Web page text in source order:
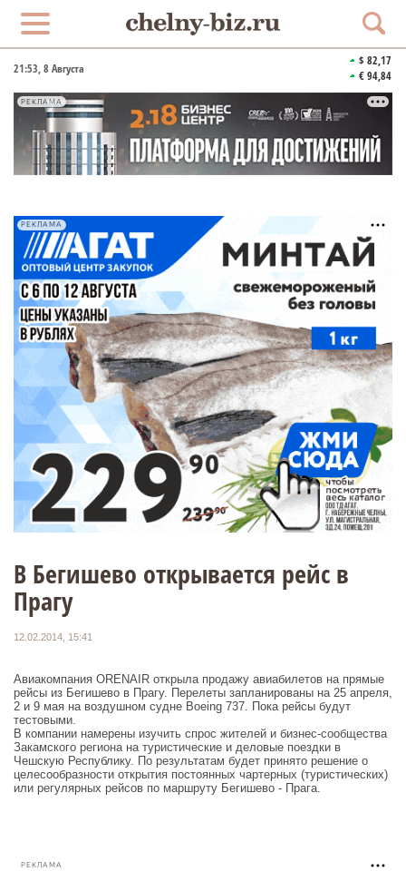
21:53, 8 Августа
$ 82,17
€ 94,84
РЕКЛАМА
РЕКЛАМА
В Бегишево открывается рейс в
Прагу
12.02.2014, 15:41
Авиакомпания ORENAIR открыла продажу авиабилетов на прямые
рейсы из Бегишево в Прагу. Перелеты запланированы на 25 апреля,
2 и 9 мая на воздушном судне Boeing 737. Пока рейсы будут
тестовыми.
В компании намерены изучить спрос жителей и бизнес-сообщества
Закамского региона на туристические и деловые поездки в
Чешскую Республику. По результатам будет принято решение о
целесообразности открытия постоянных чартерных (туристических)
или регулярных рейсов по маршруту Бегишево - Прага.
РЕКЛАМА